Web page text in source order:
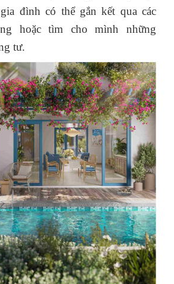
đình có thể gắn kết qua các
hoặc tìm cho mình những
tư.